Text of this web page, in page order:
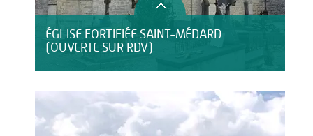
ÉGLISE FORTIFIÉE SAINT-MÉDARD
(OUVERTE SUR RDV)